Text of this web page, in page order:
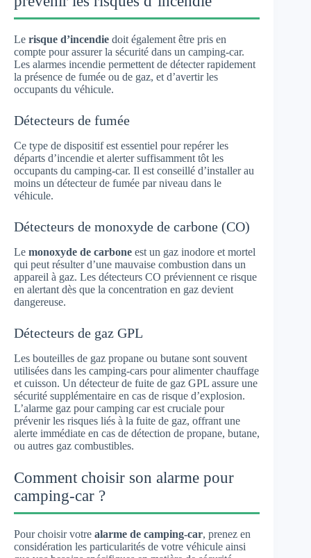
Le risque d’incendie doit également être pris en
compte pour assurer la sécurité dans un camping-car.
Les alarmes incendie permettent de détecter rapidement
la présence de fumée ou de gaz, et d’avertir les
occupants du véhicule.
Détecteurs de fumée
Ce type de dispositif est essentiel pour repérer les
départs d’incendie et alerter suffisamment tôt les
occupants du camping-car. Il est conseillé d’installer au
moins un détecteur de fumée par niveau dans le
véhicule.
Détecteurs de monoxyde de carbone (CO)
Le monoxyde de carbone est un gaz inodore et mortel
qui peut résulter d’une mauvaise combustion dans un
appareil à gaz. Les détecteurs CO préviennent ce risque
en alertant dès que la concentration en gaz devient
dangereuse.
Détecteurs de gaz GPL
Les bouteilles de gaz propane ou butane sont souvent
utilisées dans les camping-cars pour alimenter chauffage
et cuisson. Un détecteur de fuite de gaz GPL assure une
sécurité supplémentaire en cas de risque d’explosion.
L’alarme gaz pour camping car est cruciale pour
prévenir les risques liés à la fuite de gaz, offrant une
alerte immédiate en cas de détection de propane, butane,
ou autres gaz combustibles.
Comment choisir son alarme pour
camping-car ?
Pour choisir votre alarme de camping-car, prenez en
considération les particularités de votre véhicule ainsi